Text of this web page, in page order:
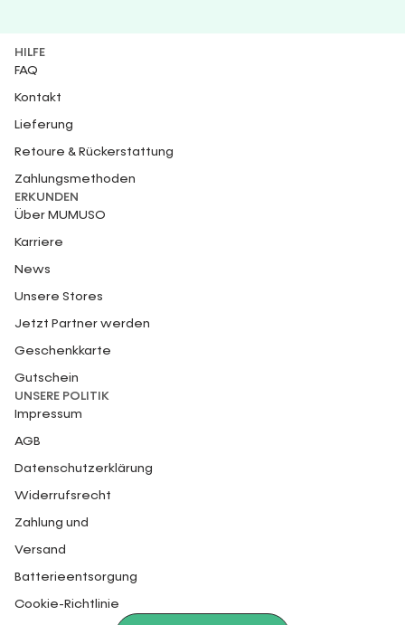
HILFE
FAQ
Kontakt
Lieferung
Retoure & Rückerstattung
Zahlungsmethoden
ERKUNDEN
Über MUMUSO
Karriere
News
Unsere Stores
Jetzt Partner werden
Geschenkkarte
Gutschein
UNSERE POLITIK
Impressum
AGB
Datenschutzerklärung
Widerrufsrecht
Zahlung und
Versand
Batterieentsorgung
Cookie-Richtlinie